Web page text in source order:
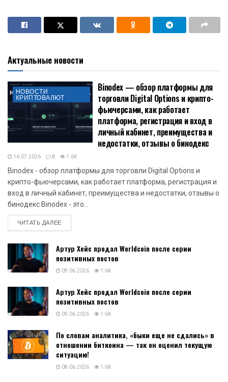
Актуальные новости
НОВОСТИ
КРИПТОВАЛЮТ
Binodex — обзор платформы для
торговли Digital Options и крипто-
фьючерсами, как работает
платформа, регистрация и вход в
личный кабинет, преимущества и
недостатки, отзывы о бинодекс
16.07.2026 0 1.6K
Binodex - обзор платформы для торговли Digital Options и
крипто-фьючерсами, как работает платформа, регистрация и
вход в личный кабинет, преимущества и недостатки, отзывы о
бинодекс Binodex - это...
ЧИТАТЬ ДАЛЕЕDETAILS
Артур Хейс продал Worldcoin после серии
позитивных постов
09.06.2026 1.6K
Артур Хейс продал Worldcoin после серии
позитивных постов
09.06.2026 1.6K
По словам аналитика, «быки еще не сдались» в
отношении биткоина — так он оценил текущую
ситуацию!
08.06.2026 1.6K